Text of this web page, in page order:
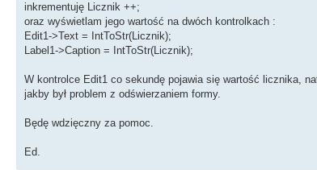
inkrementuję Licznik ++;
oraz wyświetlam jego wartość na dwóch kontrolkach :
Edit1->Text = IntToStr(Licznik);
Label1->Caption = IntToStr(Licznik);
W kontrolce Edit1 co sekundę pojawia się wartość licznika,
jakby był problem z odświerzaniem formy.
Będę wdzięczny za pomoc.
Ed.